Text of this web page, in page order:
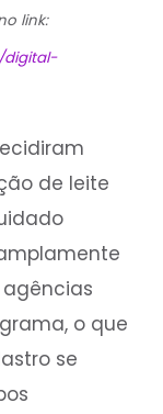
link:
digital-
de leite
o que
se